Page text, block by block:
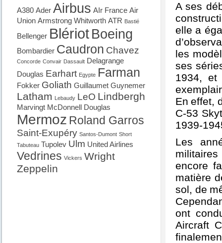
A380 Ader Airbus AIr France Air
Union Armstrong Whitworth ATR Bastié
Bellenger Blériot Boeing
Bombardier Caudron Chavez
Concorde Convair Dassault Delagrange
Douglas Earhart Egypte Farman
Fokker Goliath Guillaumet Guynemer
Latham Lebaudy LeO Lindbergh
Marvingt McDonnell Douglas
Mermoz Roland Garros
Saint-Exupéry Santos-Dumont Short
Tabuteau Tupolev Ulm United Airlines
Vedrines Vickers Wright
Zeppelin
A ses
elle a
les
ses
1934, et
En effet,
C-53
1939-
Les
militaires
encore
matière
sol, de
ont
Aircraft